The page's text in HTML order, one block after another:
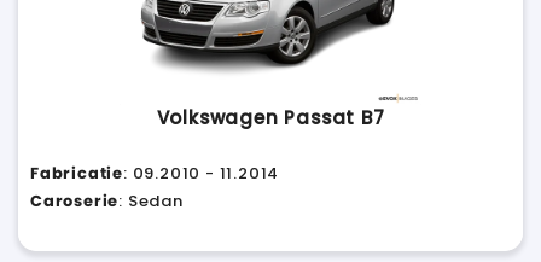
Volkswagen Passat B7
Fabricatie: 09.2010 - 11.2014
Caroserie: Sedan